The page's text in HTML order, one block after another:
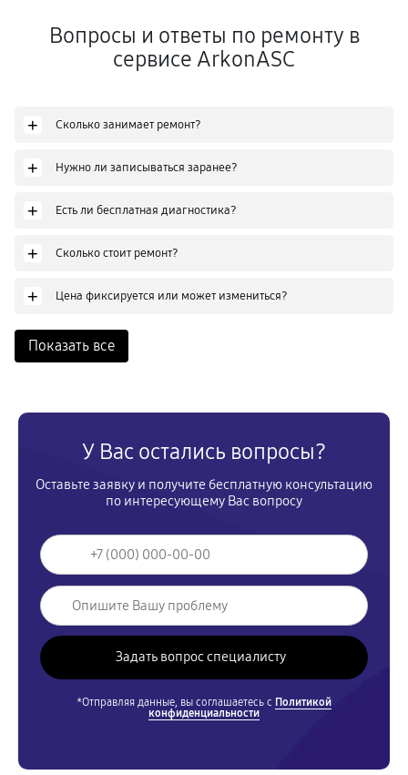
Вопросы и ответы по ремонту в
сервисе ArkonASC
+ Сколько занимает ремонт?
+ Нужно ли записываться заранее?
+ Есть ли бесплатная диагностика?
+ Сколько стоит ремонт?
+ Цена фиксируется или может измениться?
Показать все
У Вас остались вопросы?
Оставьте заявку и получите бесплатную консультацию
по интересующему Вас вопросу
*Отправляя данные, вы соглашаетесь с Политикой
конфиденциальности